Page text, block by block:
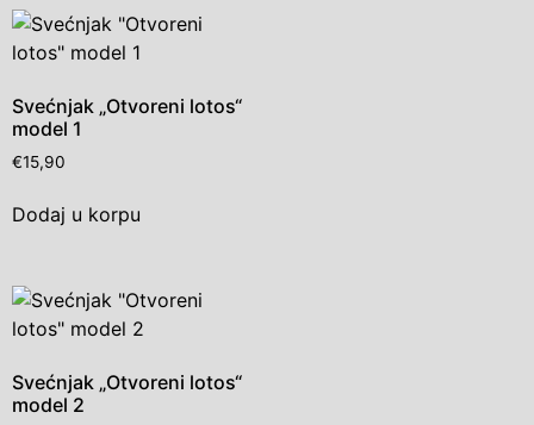
Svećnjak „Otvoreni lotos“
model 1
€15,90
Dodaj u korpu
Svećnjak „Otvoreni lotos“
model 2